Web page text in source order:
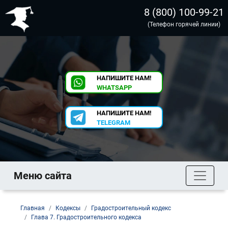
8 (800) 100-99-21
(Телефон горячей линии)
НАПИШИТЕ НАМ!
WHATSAPP
НАПИШИТЕ НАМ!
TELEGRAM
Меню сайта
Главная Кодексы
Градостроительный кодекс
Глава 7. Градостроительного кодекса